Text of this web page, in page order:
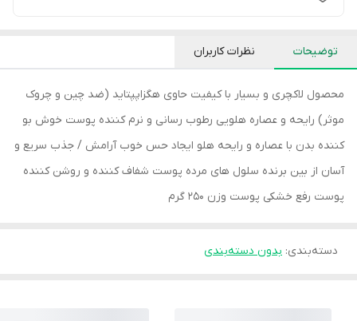
توضیحات نظرات کاربران
محصول لاکچری و بسیار با کیفیت حاوی هگزاپپتاید (ضد چین و چروک
موثر) رایحه و عصاره هلویی رطوب رسانی و نرم کننده پوست خوش بو
کننده بدن با عصاره و رایحه هلو ایجاد حس خوب آرامش / جذب سریع و
آسان از بین برنده سلول های مرده پوست شفاف کننده و روشن کننده
پوست رفع خشکی پوست وزن 250 گرم
دسته‌بندی: بدون دسته‌بندی